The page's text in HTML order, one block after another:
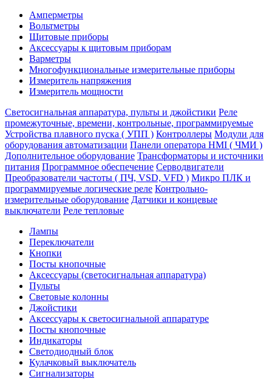
Амперметры
Вольтметры
Щитовые приборы
Аксессуары к щитовым приборам
Варметры
Многофункциональные измерительные приборы
Измеритель напряжения
Измеритель мощности
Светосигнальная аппаратура, пульты и джойстики Реле
промежуточные, времени, контрольные, программируемые
Устройства плавного пуска ( УПП ) Контроллеры Модули для
оборудования автоматизации Панели оператора HMI ( ЧМИ )
Дополнительное оборудование Транcформаторы и источники
питания Программное обеспечение Серводвигатели
Преобразователи частоты ( ПЧ, VSD, VFD ) Микро ПЛК и
программируемые логические реле Контрольно-
измерительные оборудование Датчики и концевые
выключатели Реле тепловые
Лампы
Переключатели
Кнопки
Посты кнопочные
Аксессуары (светосигнальная аппаратура)
Пульты
Световые колонны
Джойстики
Аксессуары к светосигнальной аппаратуре
Посты кнопочные
Индикаторы
Светодиодный блок
Кулачковый выключатель
Сигнализаторы